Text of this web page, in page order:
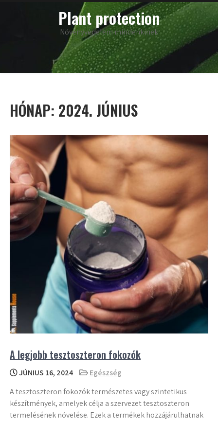
Plant protection
Növényvédelem mindenkinek
main
HÓNAP: 2024. JÚNIUS
A legjobb tesztoszteron fokozók
JÚNIUS 16, 2024
Egészség
A tesztoszteron fokozók természetes vagy szintetikus
készítmények, amelyek célja a szervezet tesztoszteron
termelésének növelése. Ezek a termékek hozzájárulhatnak